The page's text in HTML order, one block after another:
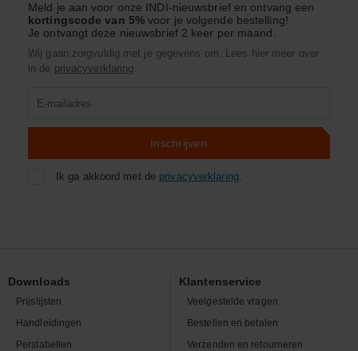
Meld je aan voor onze INDI-nieuwsbrief en ontvang een
kortingscode van 5%voor je volgende bestelling!
Je ontvangt deze nieuwsbrief 2 keer per maand.
Wij gaan zorgvuldig met je gegevens om. Lees hier meer over
in de privacyverklaring.
Inschrijven
Ik ga akkoord met de privacyverklaring.
Downloads
Prijslijsten
Handleidingen
Perstabellen
Klantenservice
Veelgestelde vragen
Bestellen en betalen
Verzenden en retourneren